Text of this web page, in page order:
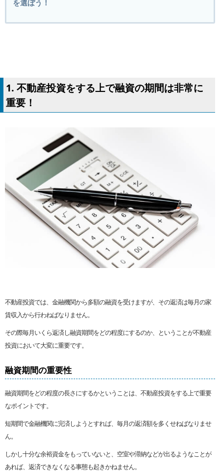
を選ぼう！
1. 不動産投資をする上で融資の期間は非常に
重要！
不動産投資では、金融機関から多額の融資を受けますが、その返済は毎月の家
賃収入から行わねばなりません。
その際毎月いくら返済し融資期間をどの程度にするのか、ということが不動産
投資において大変に重要です。
融資期間の重要性
融資期間をどの程度の長さにするかということは、不動産投資をする上で重要
なポイントです。
短期間で金融機関に完済しようとすれば、毎月の返済額を多くせねばなりませ
ん。
しかし十分な余裕資金をもっていないと、空室や滞納などが出るようなことが
あれば、返済できなくなる事態も起きかねません。